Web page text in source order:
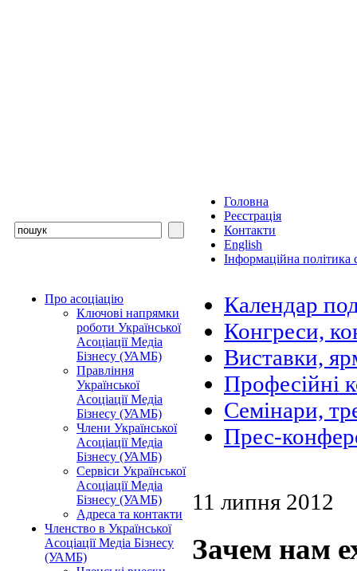
Головна
Реєстрація
Контакти
English
Інформаційна політика
Про асоціацію
Ключові напрямки
роботи Української
Асоціації Медіа
Бізнесу (УАМБ)
Правління
Української
Асоціації Медіа
Бізнесу (УАМБ)
Члени Української
Асоціації Медіа
Бізнесу (УАМБ)
Сервіси Української
Асоціації Медіа
Бізнесу (УАМБ)
Адреса та контакти
Членство в Української
Асоціації Медіа Бізнесу
(УАМБ)
Календар
Конгреси,
Виставки,
Професійні
Семінари,
Прес-
11 липня 2012
Зачем нам